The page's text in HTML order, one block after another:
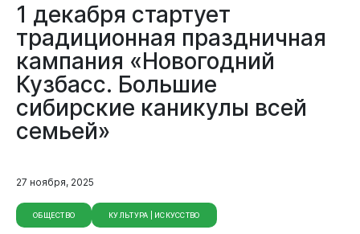
1 декабря стартует
традиционная праздничная
кампания «Новогодний
Кузбасс. Большие
сибирские каникулы всей
семьей»
27 ноября, 2025
ОБЩЕСТВО КУЛЬТУРА | ИСКУССТВО